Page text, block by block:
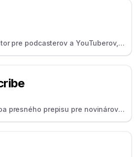
pre podcasterov a YouTuberov,
videa, napríklad textu, s
presného prepisu pre novinárov a
možnosti prepisu pomocou